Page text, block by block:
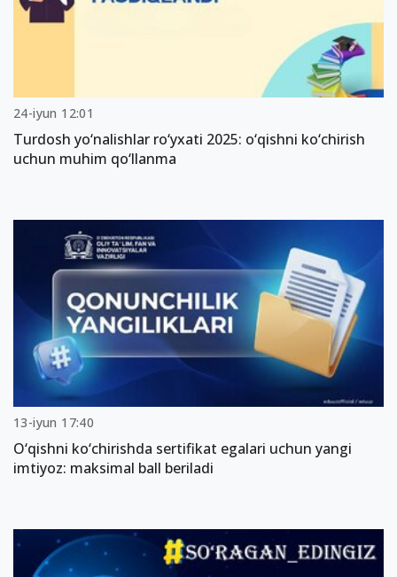
24-iyun 12:01
Turdosh yo‘nalishlar ro‘yxati 2025: o‘qishni ko‘chirish
uchun muhim qo‘llanma
13-iyun 17:40
O‘qishni ko‘chirishda sertifikat egalari uchun yangi
imtiyoz: maksimal ball beriladi